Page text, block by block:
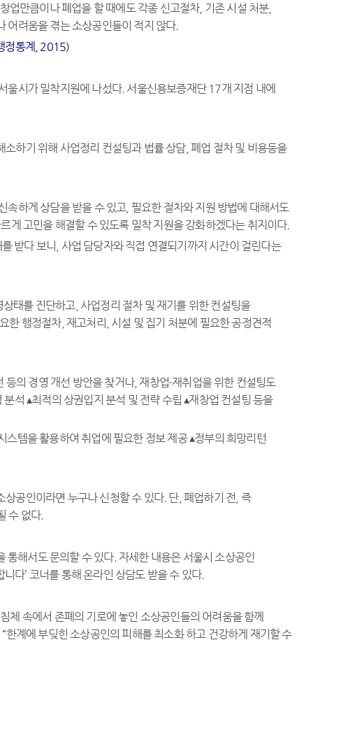
만큼이나 폐업을 할 때에도 각종 신고절차, 기존 시설 처분,
어려움을 겪는 소상공인들이 적지 않다.
정통계, 2015)
시가 밀착지원에 나섰다. 서울신용보증재단 17개 지점 내에
하기 위해 사업정리 컨설팅과 법률 상담, 폐업 절차 및 비용등을
하게 상담을 받을 수 있고, 필요한 절차와 지원 방법에 대해서도
게 고민을 해결할 수 있도록 밀착 지원을 강화하겠다는 취지이다.
받다 보니, 사업 담당자와 직접 연결되기까지 시간이 걸린다는
태를 진단하고, 사업정리 절차 및 재기를 위한 컨설팅을
한 행정절차, 재고처리, 시설 및 집기 처분에 필요한 공정견적
의 경영 개선 방안을 찾거나, 재창업·재취업을 위한 컨설팅도
석 ▴최적의 상권입지 분석 및 전략 수립 ▴재창업 컨설팅 등을
템을 활용하여 취업에 필요한 정보 제공 ▴정부의 희망리턴
공인이라면 누구나 신청할 수 있다. 단, 폐업하기 전, 즉
수 없다.
통해서도 문의할 수 있다. 자세한 내용은 서울시 소상공인
다’ 코너를 통해 온라인 상담도 받을 수 있다.
속에서 존폐의 기로에 놓인 소상공인들의 어려움을 함께
계에 부딪힌 소상공인의 피해를 최소화 하고 건강하게 재기할 수